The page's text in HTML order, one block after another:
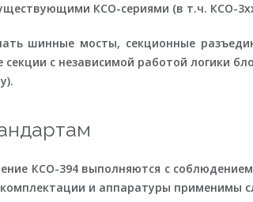
КСО-сериями (в т.ч. КСО-
шинные мосты, секционные
с независимой работой логики
КСО-394 выполняются с
и аппаратуры применимы